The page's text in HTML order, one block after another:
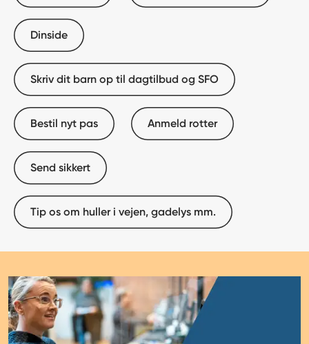
Dinside
Skriv dit barn op til dagtilbud og SFO
Bestil nyt pas Anmeld rotter
Send sikkert
Tip os om huller i vejen, gadelys mm.